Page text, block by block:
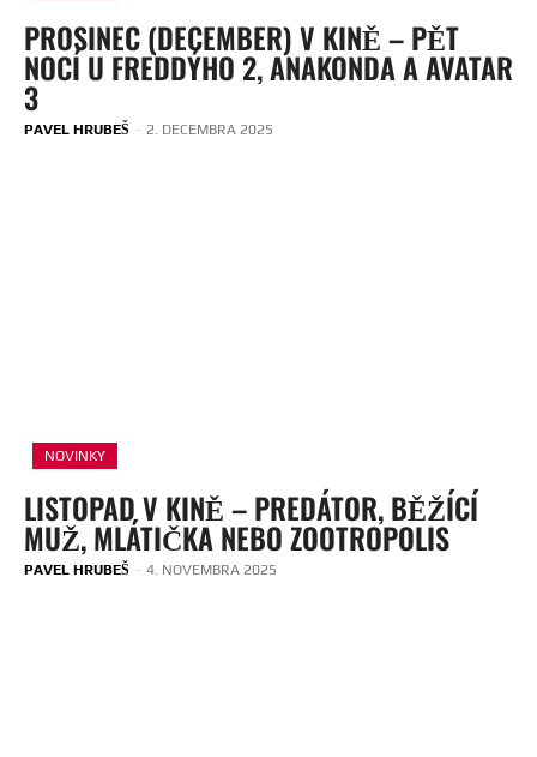
PROSINEC (DECEMBER) V KINĚ – PĚT
NOCÍ U FREDDÝHO 2, ANAKONDA A AVATAR
3
PAVEL HRUBEŠ - 2. DECEMBRA 2025
NOVINKY
LISTOPAD V KINĚ – PREDÁTOR, BĚŽÍCÍ
MUŽ, MLÁTIČKA NEBO ZOOTROPOLIS
PAVEL HRUBEŠ - 4. NOVEMBRA 2025